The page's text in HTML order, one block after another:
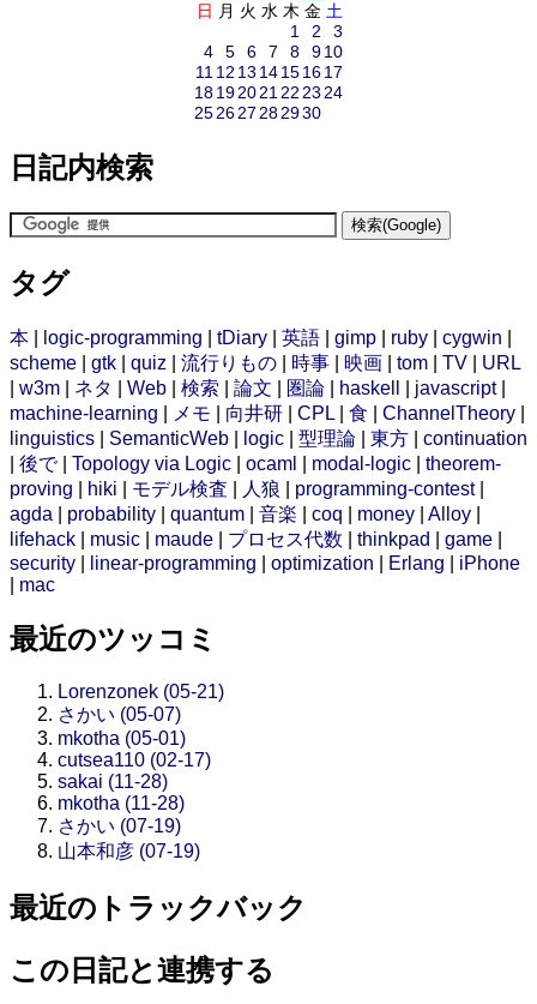
日 月 火 水 木 金 土
1
2
3
4
5 6 7 8 910
11 12 13 14151617
18192021 22 23 24
252627 282930
日記内検索
タグ
本 logic-programming tDiary 英語 gimp ruby cygwin
scheme
gtk quiz 流行りもの 時事 映画 tom TV
URL
w3m ネタ Web 検索 論文 圏論 haskell javascript|
machine-learning
メモ 向井研 CPL 食 ChannelTheory
linguistics
SemanticWeb logic 型理論 東方
continuation
後で| Topology via Logic ocaml modal-logic
theorem-
proving
hiki モデル検査 人狼 programming-contest|
agda
probability quantum 音楽 coq money Alloy
lifehack
music maude プロセス代数 thinkpad game
security
linear-programming optimization Erlang
iPhone
mac
最近のツッコミ
Lorenzonek (05-21)
さかい (05-07)
mkotha (05-01)
cutsea110 (02-17)
sakai (11-28)
mkotha (11-28)
さかい (07-19)
山本和彦 (07-19)
最近のトラックバック
この日記と連携する